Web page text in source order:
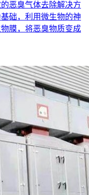
恶臭气体去除解决方
础，利用微生物的神
膜，将恶臭物质变成